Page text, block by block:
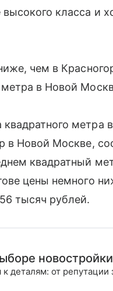
класса и
чем в
метра в Новой
метра
в Новой Москве,
квадратный
цены немного
тысяч рублей.
новостройки
деталям: от